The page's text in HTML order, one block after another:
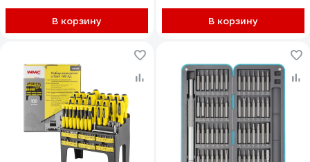
В корзину В корзину